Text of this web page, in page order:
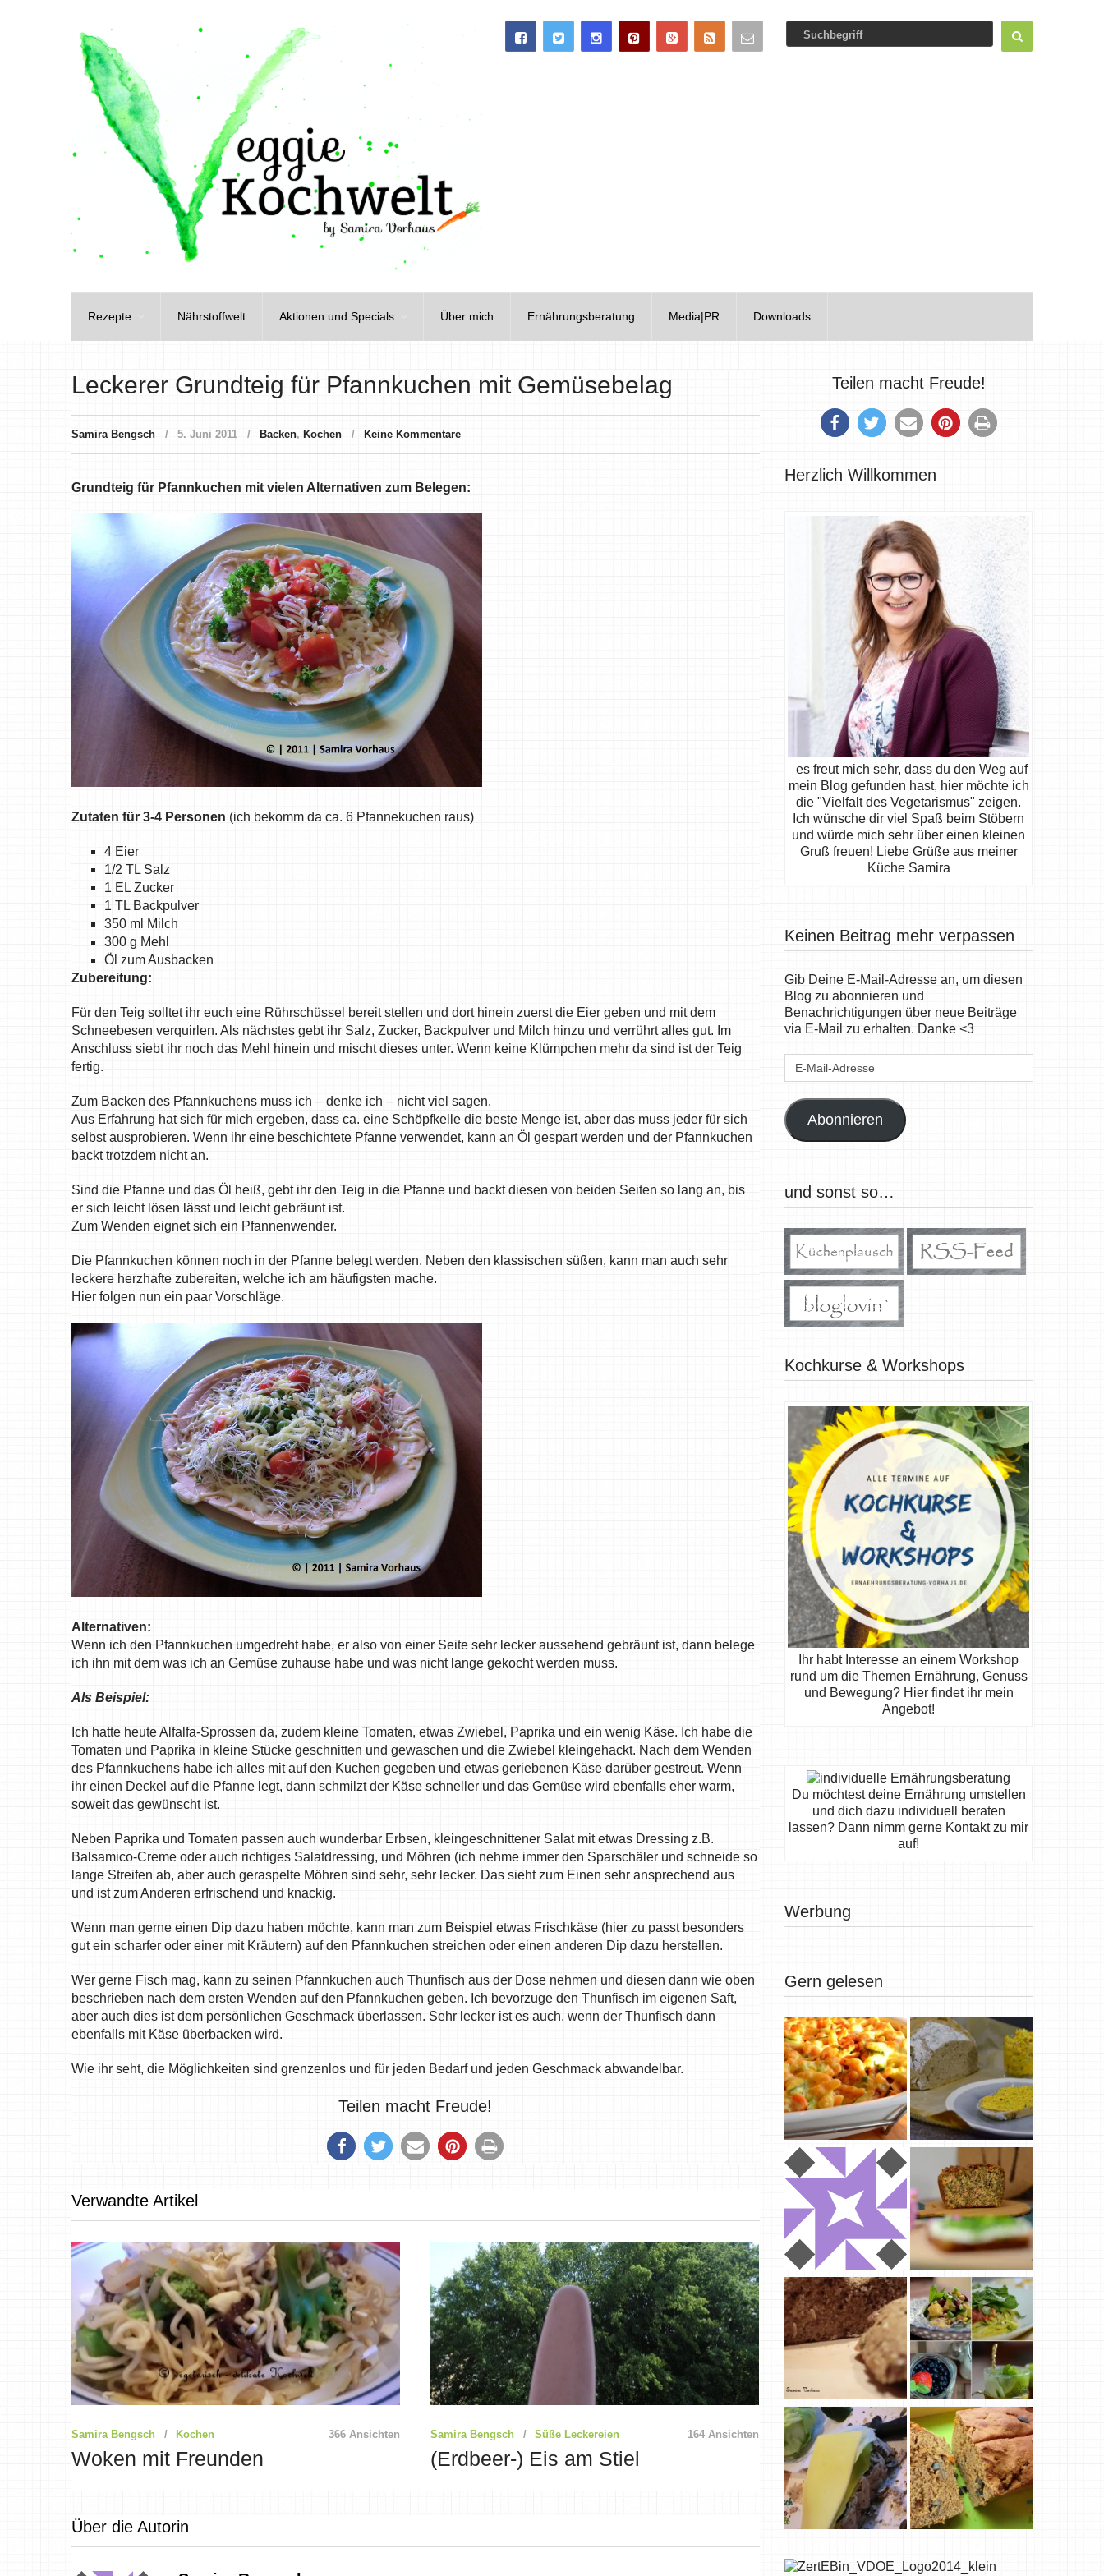
Rezepte Nährstoffwelt Aktionen und Specials Über mich Ernährungsberatung Media|PR Downloads
Leckerer Grundteig für Pfannkuchen mit Gemüsebelag
Samira Bengsch 5. Juni 2011 Backen, Kochen Keine Kommentare
Grundteig für Pfannkuchen mit vielen Alternativen zum Belegen:
Zutaten für 3-4 Personen (ich bekomm da ca. 6 Pfannekuchen raus)
4 Eier
1/2 TL Salz
1 EL Zucker
1 TL Backpulver
350 ml Milch
300 g Mehl
Öl zum Ausbacken
Zubereitung:
Für den Teig solltet ihr euch eine Rührschüssel bereit stellen und dort hinein zuerst die Eier geben und mit dem
Schneebesen verquirlen. Als nächstes gebt ihr Salz, Zucker, Backpulver und Milch hinzu und verrührt alles gut. Im
Anschluss siebt ihr noch das Mehl hinein und mischt dieses unter. Wenn keine Klümpchen mehr da sind ist der Teig
fertig.
Zum Backen des Pfannkuchens muss ich – denke ich – nicht viel sagen.
Aus Erfahrung hat sich für mich ergeben, dass ca. eine Schöpfkelle die beste Menge ist, aber das muss jeder für sich
selbst ausprobieren. Wenn ihr eine beschichtete Pfanne verwendet, kann an Öl gespart werden und der Pfannkuchen
backt trotzdem nicht an.
Sind die Pfanne und das Öl heiß, gebt ihr den Teig in die Pfanne und backt diesen von beiden Seiten so lang an, bis
er sich leicht lösen lässt und leicht gebräunt ist.
Zum Wenden eignet sich ein Pfannenwender.
Die Pfannkuchen können noch in der Pfanne belegt werden. Neben den klassischen süßen, kann man auch sehr
leckere herzhafte zubereiten, welche ich am häufigsten mache.
Hier folgen nun ein paar Vorschläge.
Alternativen:
Wenn ich den Pfannkuchen umgedreht habe, er also von einer Seite sehr lecker aussehend gebräunt ist, dann belege
ich ihn mit dem was ich an Gemüse zuhause habe und was nicht lange gekocht werden muss.
Als Beispiel:
Ich hatte heute Alfalfa-Sprossen da, zudem kleine Tomaten, etwas Zwiebel, Paprika und ein wenig Käse. Ich habe die
Tomaten und Paprika in kleine Stücke geschnitten und gewaschen und die Zwiebel kleingehackt. Nach dem Wenden
des Pfannkuchens habe ich alles mit auf den Kuchen gegeben und etwas geriebenen Käse darüber gestreut. Wenn
ihr einen Deckel auf die Pfanne legt, dann schmilzt der Käse schneller und das Gemüse wird ebenfalls eher warm,
soweit das gewünscht ist.
Neben Paprika und Tomaten passen auch wunderbar Erbsen, kleingeschnittener Salat mit etwas Dressing z.B.
Balsamico-Creme oder auch richtiges Salatdressing, und Möhren (ich nehme immer den Sparschäler und schneide so
lange Streifen ab, aber auch geraspelte Möhren sind sehr, sehr lecker. Das sieht zum Einen sehr ansprechend aus
und ist zum Anderen erfrischend und knackig.
Wenn man gerne einen Dip dazu haben möchte, kann man zum Beispiel etwas Frischkäse (hier zu passt besonders
gut ein scharfer oder einer mit Kräutern) auf den Pfannkuchen streichen oder einen anderen Dip dazu herstellen.
Wer gerne Fisch mag, kann zu seinen Pfannkuchen auch Thunfisch aus der Dose nehmen und diesen dann wie oben
beschrieben nach dem ersten Wenden auf den Pfannkuchen geben. Ich bevorzuge den Thunfisch im eigenen Saft,
aber auch dies ist dem persönlichen Geschmack überlassen. Sehr lecker ist es auch, wenn der Thunfisch dann
ebenfalls mit Käse überbacken wird.
Wie ihr seht, die Möglichkeiten sind grenzenlos und für jeden Bedarf und jeden Geschmack abwandelbar.
Teilen macht Freude!
Verwandte Artikel
Samira Bengsch Kochen 366 Ansichten
Woken mit Freunden
Samira Bengsch Süße Leckereien 164 Ansichten
(Erdbeer-) Eis am Stiel
Über die Autorin
Teilen macht Freude!
Herzlich Willkommen
es freut mich sehr, dass du den Weg auf
mein Blog gefunden hast, hier möchte ich
die "Vielfalt des Vegetarismus" zeigen.
Ich wünsche dir viel Spaß beim Stöbern
und würde mich sehr über einen kleinen
Gruß freuen! Liebe Grüße aus meiner
Küche Samira
Keinen Beitrag mehr verpassen
Gib Deine E-Mail-Adresse an, um diesen
Blog zu abonnieren und
Benachrichtigungen über neue Beiträge
via E-Mail zu erhalten. Danke <3
E-
Abonnieren
und sonst so…
Kochkurse & Workshops
Ihr habt Interesse an einem Workshop
rund um die Themen Ernährung, Genuss
und Bewegung? Hier findet ihr mein
Angebot!
Du möchtest deine Ernährung umstellen
und dich dazu individuell beraten
lassen? Dann nimm gerne Kontakt zu mir
auf!
Werbung
Gern gelesen